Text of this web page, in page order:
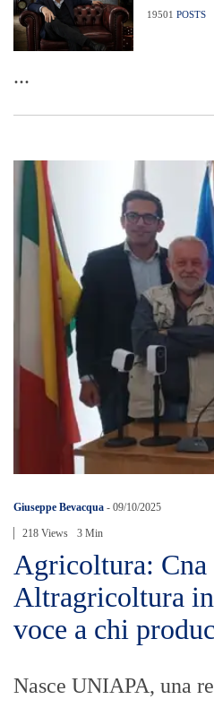
19501 POSTS
...
Giuseppe Bevacqua - 09/10/2025
218 Views 3 Min
Agricoltura:
Altragricoltura
voce a chi
Nasce UNIAPA, una